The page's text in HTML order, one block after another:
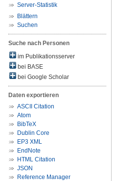
Server-Statistik
Blättern
Suchen
Suche nach Personen
im Publikationsserver
bei BASE
bei Google Scholar
Daten exportieren
ASCII Citation
Atom
BibTeX
Dublin Core
EP3 XML
EndNote
HTML Citation
JSON
Reference Manager